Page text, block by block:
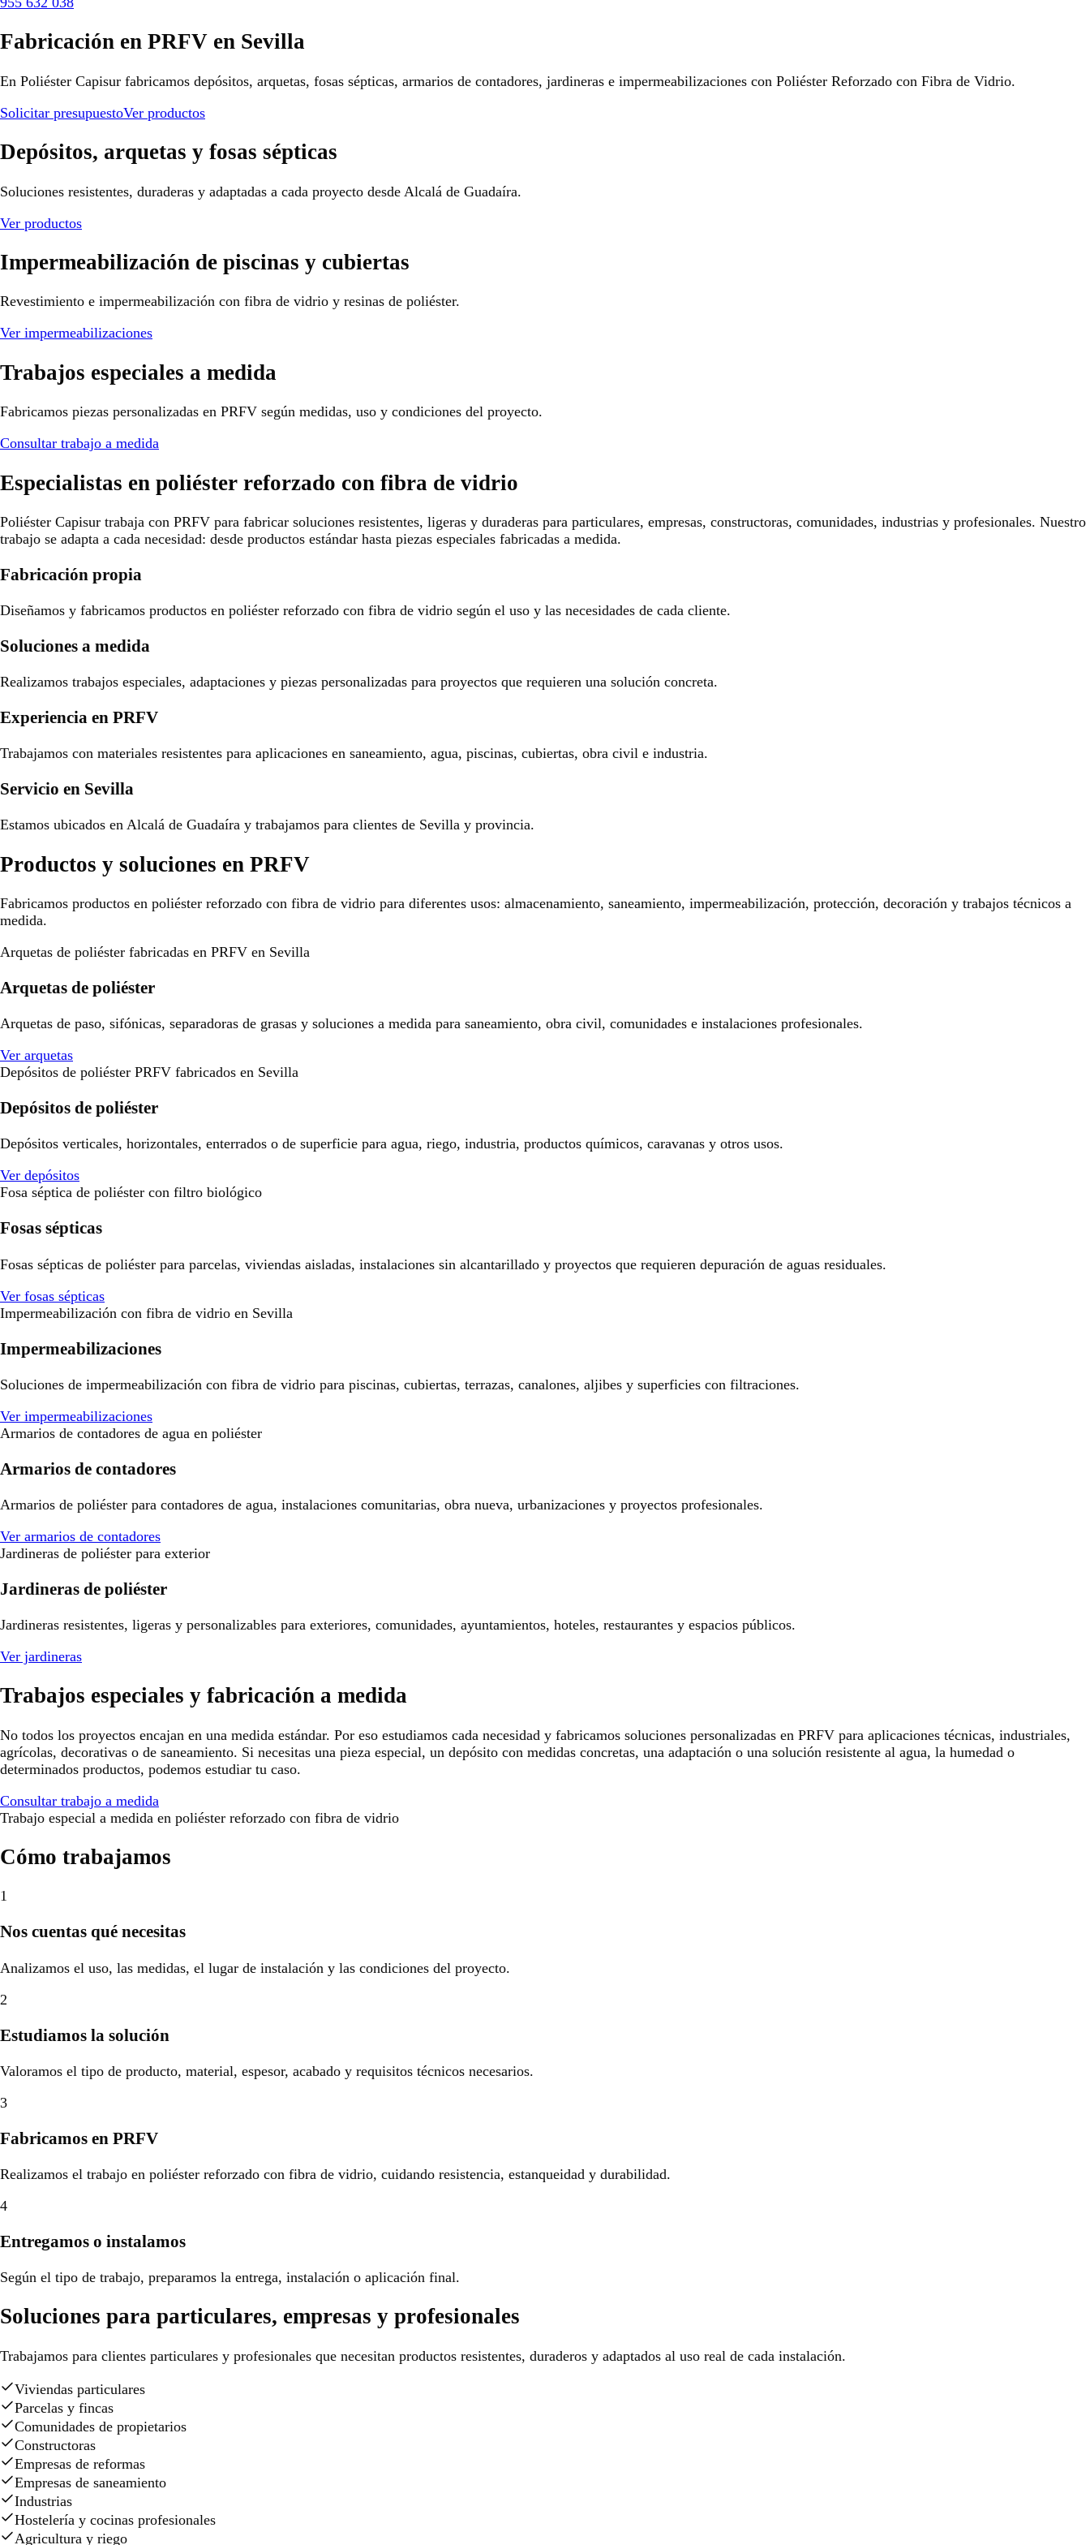
Fabricación en PRFV en Sevilla
En Poliéster Capisur fabricamos depósitos, arquetas, fosas sépticas, armarios de contadores, jardineras e impermeabilizaciones con Poliéster Reforzado con Fibra de Vidrio.
Solicitar presupuestoVer productos
Depósitos, arquetas y fosas sépticas
Soluciones resistentes, duraderas y adaptadas a cada proyecto desde Alcalá de Guadaíra.
Ver productos
Impermeabilización de piscinas y cubiertas
Revestimiento e impermeabilización con fibra de vidrio y resinas de poliéster.
Ver impermeabilizaciones
Trabajos especiales a medida
Fabricamos piezas personalizadas en PRFV según medidas, uso y condiciones del proyecto.
Consultar trabajo a medida
Especialistas en poliéster reforzado con fibra de vidrio
Poliéster Capisur trabaja con PRFV para fabricar soluciones resistentes, ligeras y duraderas para particulares, empresas, constructoras, comunidades, industrias y profesionales. Nuestro
trabajo se adapta a cada necesidad: desde productos estándar hasta piezas especiales fabricadas a medida.
Fabricación propia
Diseñamos y fabricamos productos en poliéster reforzado con fibra de vidrio según el uso y las necesidades de cada cliente.
Soluciones a medida
Realizamos trabajos especiales, adaptaciones y piezas personalizadas para proyectos que requieren una solución concreta.
Experiencia en PRFV
Trabajamos con materiales resistentes para aplicaciones en saneamiento, agua, piscinas, cubiertas, obra civil e industria.
Servicio en Sevilla
Estamos ubicados en Alcalá de Guadaíra y trabajamos para clientes de Sevilla y provincia.
Productos y soluciones en PRFV
Fabricamos productos en poliéster reforzado con fibra de vidrio para diferentes usos: almacenamiento, saneamiento, impermeabilización, protección, decoración y trabajos técnicos a
medida.
Arquetas de poliéster fabricadas en PRFV en Sevilla
Arquetas de poliéster
Arquetas de paso, sifónicas, separadoras de grasas y soluciones a medida para saneamiento, obra civil, comunidades e instalaciones profesionales.
Ver arquetas
Depósitos de poliéster PRFV fabricados en Sevilla
Depósitos de poliéster
Depósitos verticales, horizontales, enterrados o de superficie para agua, riego, industria, productos químicos, caravanas y otros usos.
Ver depósitos
Fosa séptica de poliéster con filtro biológico
Fosas sépticas
Fosas sépticas de poliéster para parcelas, viviendas aisladas, instalaciones sin alcantarillado y proyectos que requieren depuración de aguas residuales.
Ver fosas sépticas
Impermeabilización con fibra de vidrio en Sevilla
Impermeabilizaciones
Soluciones de impermeabilización con fibra de vidrio para piscinas, cubiertas, terrazas, canalones, aljibes y superficies con filtraciones.
Ver impermeabilizaciones
Armarios de contadores de agua en poliéster
Armarios de contadores
Armarios de poliéster para contadores de agua, instalaciones comunitarias, obra nueva, urbanizaciones y proyectos profesionales.
Ver armarios de contadores
Jardineras de poliéster para exterior
Jardineras de poliéster
Jardineras resistentes, ligeras y personalizables para exteriores, comunidades, ayuntamientos, hoteles, restaurantes y espacios públicos.
Ver jardineras
Trabajos especiales y fabricación a medida
No todos los proyectos encajan en una medida estándar. Por eso estudiamos cada necesidad y fabricamos soluciones personalizadas en PRFV para aplicaciones técnicas, industriales,
agrícolas, decorativas o de saneamiento. Si necesitas una pieza especial, un depósito con medidas concretas, una adaptación o una solución resistente al agua, la humedad o
determinados productos, podemos estudiar tu caso.
Consultar trabajo a medida
Trabajo especial a medida en poliéster reforzado con fibra de vidrio
Cómo trabajamos
1
Nos cuentas qué necesitas
Analizamos el uso, las medidas, el lugar de instalación y las condiciones del proyecto.
2
Estudiamos la solución
Valoramos el tipo de producto, material, espesor, acabado y requisitos técnicos necesarios.
3
Fabricamos en PRFV
Realizamos el trabajo en poliéster reforzado con fibra de vidrio, cuidando resistencia, estanqueidad y durabilidad.
4
Entregamos o instalamos
Según el tipo de trabajo, preparamos la entrega, instalación o aplicación final.
Soluciones para particulares, empresas y profesionales
Trabajamos para clientes particulares y profesionales que necesitan productos resistentes, duraderos y adaptados al uso real de cada instalación.
Viviendas particulares
Parcelas y fincas
Comunidades de propietarios
Constructoras
Empresas de reformas
Empresas de saneamiento
Industrias
Hostelería y cocinas profesionales
Agricultura y riego